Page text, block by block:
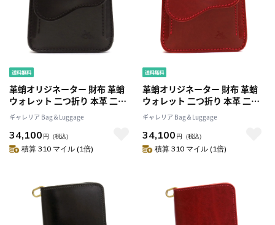
革蛸オリジネーター 財布 革蛸
ウォレット 二つ折り 本革 二つ
折り財布 台形ショートワレット
小さい レザー 革蛸謹製 メンズ
レディース 日本製 カワタコ
BGS-002 HOH-002
ギャレリア Bag＆Luggage
34,100 円 （税込）
積算 310 マイル (1倍)
革蛸オリジネーター 財布 革蛸
ウォレット 二つ折り 本革 二つ
折り財布 台形ショートワレット
小さい レザー 革蛸謹製 メンズ
レディース 日本製 カワタコ
BGS-002 HOH-002
ギャレリア Bag＆Luggage
34,100 円 （税込）
積算 310 マイル (1倍)